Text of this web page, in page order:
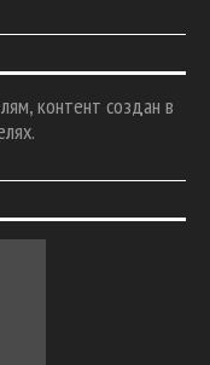
контент создан в